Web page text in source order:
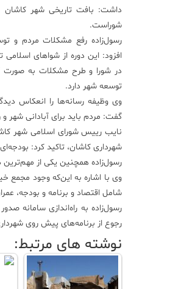
داشت: بافت تاریخی شهر
شوراست.
رسول‌زاده رفع مشکلات مردم و
افزود: این دوره از شواهای
در شورا و طرح مشکلات به صورت
توسعه شهر دارد.
وی وظیفه رسانه‌ها را انعکاس
گفت: مردم باید برای آبادانی شهر
نایب رییس شورای اسلامی شهر
شهرداری کاشان، تاکید کرد:
رسول‌زاده همچنین یکی از
شامل اقتصاد و برنامه و بودجه،
رسول‌زاده به راه‌اندازی سامانه
رجوع از برنامه‌های پیش روی
نوشته های مرتبط: